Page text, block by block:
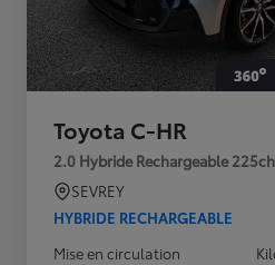
Toyota C-HR
2.0 Hybride Rechargeable
SEVREY
HYBRIDE RECHARGEABLE
Mise en circulation